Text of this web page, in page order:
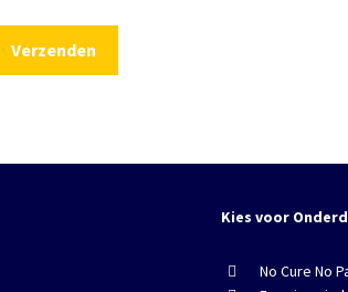
Kies voor
No Cure No